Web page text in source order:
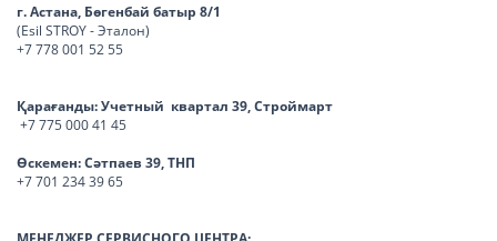
г. Астана, Бөгенбай батыр 8/1
(Esil STROY - Эталон)
+7 778 001 52 55
Қарағанды:Учетный квартал 39, Строймарт
+7 775 000 41 45
Өскемен:Сәтпаев 39, ТНП
+7 701 234 39 65